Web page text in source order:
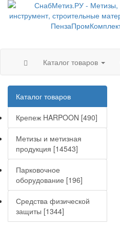
Каталог товаров
Каталог товаров
Крепеж HARPOON [490]
Метизы и метизная
продукция [14543]
Парковочное
оборудование [196]
Средства физической
защиты [1344]